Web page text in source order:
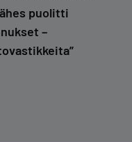
puolitti
­­–